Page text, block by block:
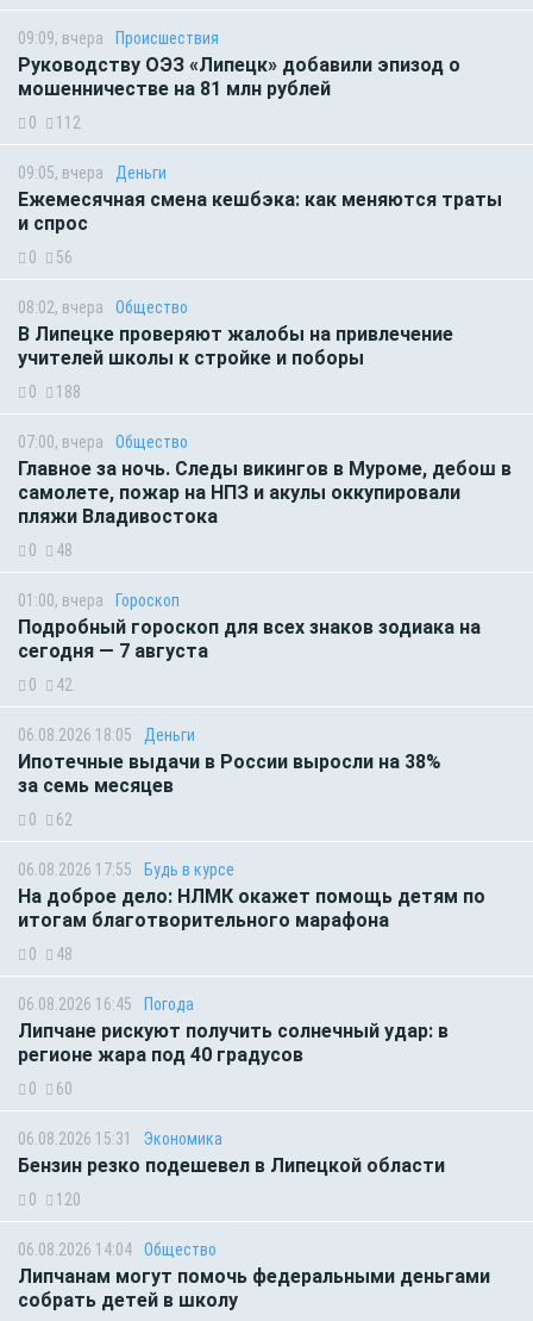
09:09, вчера Происшествия
Руководству ОЭЗ «Липецк» добавили эпизод о
мошенничестве на 81 млн рублей
0 112
09:05, вчера Деньги
Ежемесячная смена кешбэка: как меняются траты
и спрос
0 56
08:02, вчера Общество
В Липецке проверяют жалобы на привлечение
учителей школы к стройке и поборы
0 188
07:00, вчера Общество
Главное за ночь. Следы викингов в Муроме, дебош в
самолете, пожар на НПЗ и акулы оккупировали
пляжи Владивостока
0 48
01:00, вчера Гороскоп
Подробный гороскоп для всех знаков зодиака на
сегодня — 7 августа
0 42
06.08.2026 18:05 Деньги
Ипотечные выдачи в России выросли на 38%
за семь месяцев
0 62
06.08.2026 17:55 Будь в курсе
На доброе дело: НЛМК окажет помощь детям по
итогам благотворительного марафона
0 48
06.08.2026 16:45 Погода
Липчане рискуют получить солнечный удар: в
регионе жара под 40 градусов
0 60
06.08.2026 15:31 Экономика
Бензин резко подешевел в Липецкой области
0 120
06.08.2026 14:04 Общество
Липчанам могут помочь федеральными деньгами
собрать детей в школу